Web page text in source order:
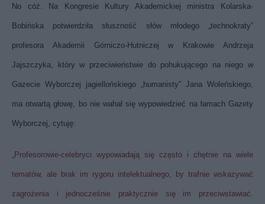
No cóż. Na Kongresie Kultury Akademickiej ministra Kolarska-
Bobińska potwierdziła słuszność słów młodego „technokraty”
profesora Akademii Górniczo-Hutniczej w Krakowie Andrzeja
Jajszczyka, który w przeciwieństwie do pohukującego na niego w
Gazecie Wyborczej jagiellońskiego „humanisty” Jana Woleńskiego,
ma otwartą głowę, bo nie wahał się wypowiedzieć na łamach Gazety
Wyborczej, cytuję:
„Profesorowie-celebryci wypowiadają się często i chętnie na wiele
tematów, ale brak im rygoru intelektualnego, by trafnie wskazywać
zagrożenia i jednocześnie praktycznie się im przeciwstawiać.